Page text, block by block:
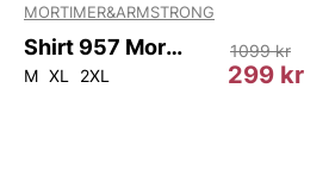
MORTIMER&ARMSTRONG
Shirt 957 Mortimer & Armstrong
M XL 2XL 299 kr
1099 kr